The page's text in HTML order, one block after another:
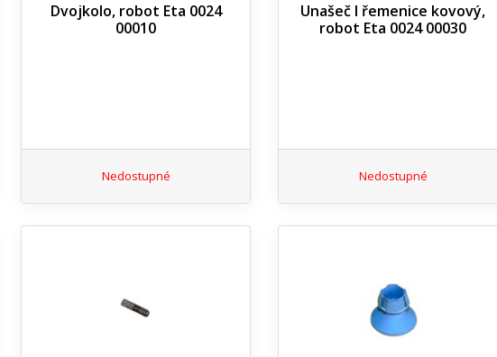
Dvojkolo, robot Eta 0024
00010
Nedostupné
Unašeč I řemenice kovový,
robot Eta 0024 00030
Nedostupné